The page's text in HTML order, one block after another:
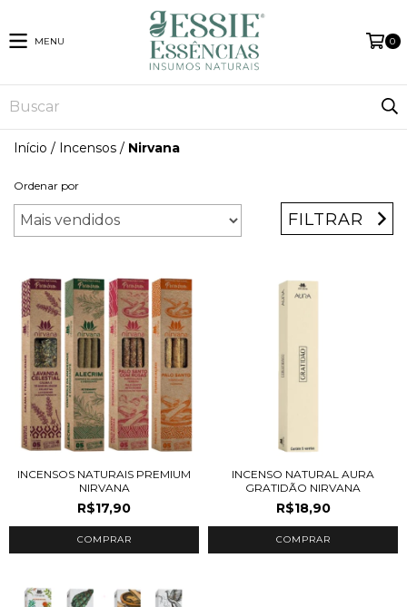
MENU 0
Início / Incensos / Nirvana
Ordenar por
FILTRAR
INCENSOS NATURAIS PREMIUM
NIRVANA
R$17,90
COMPRAR
INCENSO NATURAL AURA
GRATIDÃO NIRVANA
R$18,90